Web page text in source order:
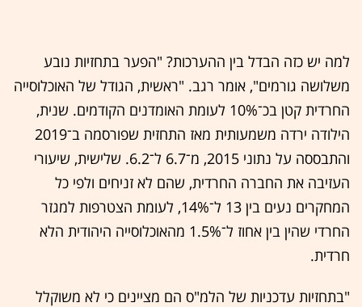
למה יש כזה הבדל בין ההערכות? "הפער בתחזיות נובע
משלושה גורמים", אומר רגב. "ראשית, הגודל של האוכלוסייה
החרדית קטן בכ־10% לעומת האומדנים הקודמים. שנית,
הילודה ירדה משמעותית מאז התחזית שפורסמה ב־2019
והתבססה על נתוני 2015, מ־6.7 ל־6.2. שלישית, שיעורי
העזיבה את החברה החרדית, שהם לא זניחים ולפי כל
המחקרים נעים בין 13 ל־14%, לעומת הצטרפות למגזר
החרדי שהין בין אחוז ל־1.5% מהאוכלוסייה היהודית הלא
חרדית.
"בתחזיות עדכניות של הלמ"ס הם מציינים כי לא משוקלל